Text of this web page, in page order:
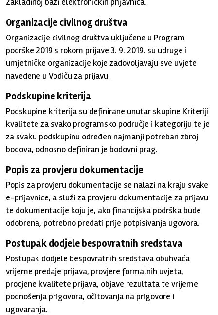
Organizacije civilnog društva
Organizacije civilnog društva uključene u Program
podrške 2019 s rokom prijave 3. 9. 2019. su udruge i
umjetničke organizacije koje zadovoljavaju sve uvjete
navedene u Vodiču za prijavu.
Podskupine kriterija
Podskupine kriterija su definirane unutar skupine Kriteriji
kvalitete za svako programsko područje i kategoriju te je
za svaku podskupinu određen najmanji potreban zbroj
bodova, odnosno definiran je bodovni prag.
Popis za provjeru dokumentacije
Popis za provjeru dokumentacije se nalazi na kraju svake
e-prijavnice, a služi za provjeru dokumentacije za prijavu
te dokumentacije koju je, ako financijska podrška bude
odobrena, potrebno predati prije potpisivanja ugovora.
Postupak dodjele bespovratnih sredstava
Postupak dodjele bespovratnih sredstava obuhvaća
vrijeme predaje prijava, provjere formalnih uvjeta,
procjene kvalitete prijava, objave rezultata te vrijeme
podnošenja prigovora, očitovanja na prigovore i
ugovaranja.